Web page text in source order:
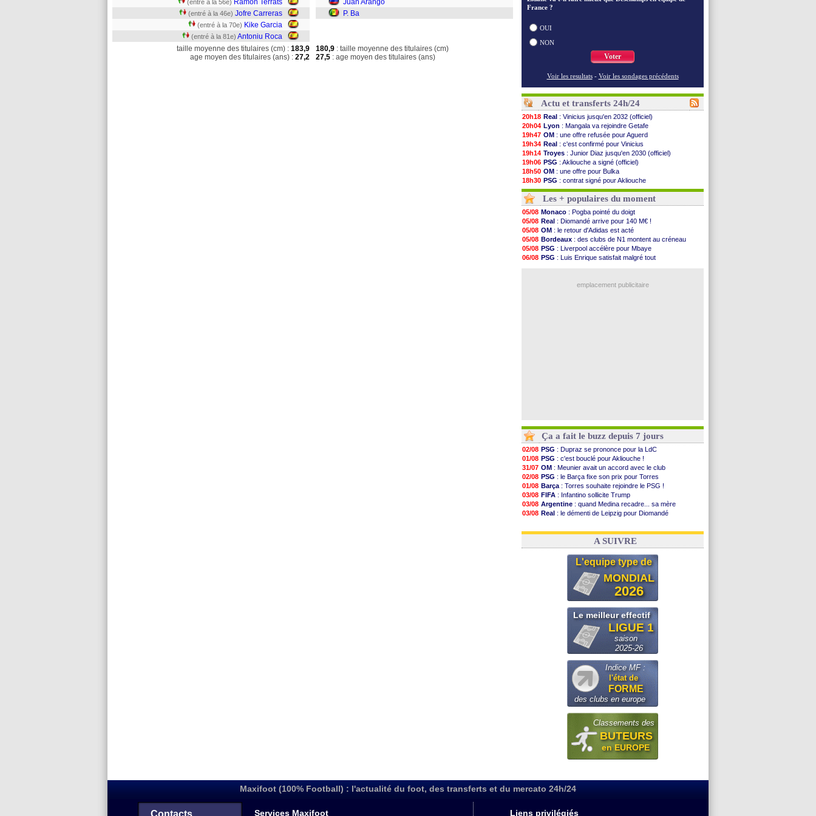
(entré à la 56e) Ramon Terrats
(entré à la 46e) Jofre Carreras
(entré à la 70e) Kike Garcia
(entré à la 81e) Antoniu Roca
Juan Arango
P. Ba
taille moyenne des titulaires (cm) : 183,9
age moyen des titulaires (ans) : 27,2
180,9 : taille moyenne des titulaires (cm)
27,5 : age moyen des titulaires (ans)
France ?
OUI
NON
Voter
Voir les resultats - Voir les sondages précédents
Actu et transferts 24h/24
20h18 Real : Vinicius jusqu'en 2032 (officiel)
20h04 Lyon : Mangala va rejoindre Getafe
19h47 OM : une offre refusée pour Aguerd
19h34 Real : c'est confirmé pour Vinicius
19h14 Troyes : Junior Diaz jusqu'en 2030 (officiel)
19h06 PSG : Akliouche a signé (officiel)
18h50 OM : une offre pour Bulka
18h30 PSG : contrat signé pour Akliouche
18h20 Ouganda: Owori battu à mort à Kampala
17h58
Arsenal: Arteta veut créer une dynastie
17h47 Chelsea: Palace a fait son offre pour Disasi
17h34
FIFA: le gouvernement espagnol s'en mêle
17h22
PSG : l'étonnante rumeur Gusto
17h10
Bologne: Dallinga est sur le marché
16h59
OM: accord trouvé avec Man City pour Rulli
16h53
OM : Medina vers Leverkusen pour 25 M€
16h45
Uruguay : Forlan nommé sélectionneur (officiel)
: Diomandé pour 140 M€ ! (officiel)
Les + populaires du moment
05/08 Monaco : Pogba pointé du doigt
05/08 Real : Diomandé arrive pour 140 M€ !
05/08 OM : le retour d'Adidas est acté
05/08 Bordeaux : des clubs de N1 montent au créneau
05/08 PSG : Liverpool accélère pour Mbaye
06/08 PSG : Luis Enrique satisfait malgré tout
emplacement publicitaire
Ça a fait le buzz depuis 7 jours
02/08 PSG : Dupraz se prononce pour la LdC
01/08 PSG : c'est bouclé pour Akliouche !
31/07 OM : Meunier avait un accord avec le club
02/08 PSG : le Barça fixe son prix pour Torres
01/08 Barça : Torres souhaite rejoindre le PSG !
03/08 FIFA : Infantino sollicite Trump
03/08 Argentine : quand Medina recadre... sa mère
03/08 Real : le démenti de Leipzig pour Diomandé
31/07 FIFA: le conseiller d'Infantino démissionne !
A SUIVRE
L'equipe type de
MONDIAL
2026
Le meilleur effectif
LIGUE 1
saison
2025-26
Indice MF :
l'état de
FORME
des clubs en europe
Classements des
BUTEURS
en EUROPE
Maxifoot (100% Football) : l'actualité du foot, des transferts et du mercato 24h/24
Contacts Services Maxifoot Liens privilégiés